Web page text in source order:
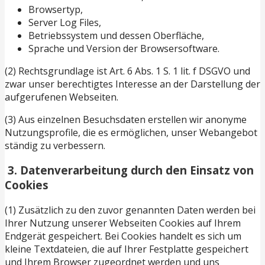
Browsertyp,
Server Log Files,
Betriebssystem und dessen Oberfläche,
Sprache und Version der Browsersoftware.
(2) Rechtsgrundlage ist Art. 6 Abs. 1 S. 1 lit. f DSGVO und
zwar unser berechtigtes Interesse an der Darstellung der
aufgerufenen Webseiten.
(3) Aus einzelnen Besuchsdaten erstellen wir anonyme
Nutzungsprofile, die es ermöglichen, unser Webangebot
ständig zu verbessern.
3. Datenverarbeitung durch den Einsatz von
Cookies
(1) Zusätzlich zu den zuvor genannten Daten werden bei
Ihrer Nutzung unserer Webseiten Cookies auf Ihrem
Endgerät gespeichert. Bei Cookies handelt es sich um
kleine Textdateien, die auf Ihrer Festplatte gespeichert
und Ihrem Browser zugeordnet werden und uns